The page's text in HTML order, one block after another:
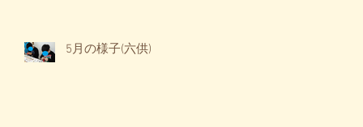
5月の様子(六供)